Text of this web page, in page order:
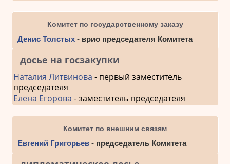
Комитет по государственному заказу
Денис Толстых- врио председателя Комитета
досье на госзакупки
Наталия Литвинова - первый заместитель
председателя
Елена Егорова - заместитель председателя
Комитет по внешним связям
Евгений Григорьев- председатель Комитета